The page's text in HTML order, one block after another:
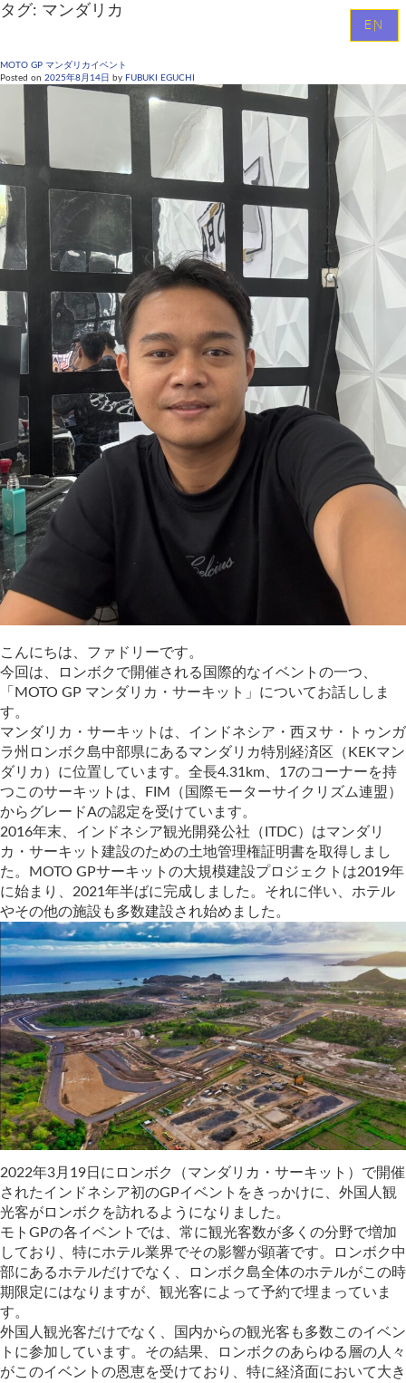
EN
タグ: マンダリカ
MOTO GP マンダリカイベント
Posted on 2025年8月14日 by FUBUKI EGUCHI
こんにちは、ファドリーです。
今回は、ロンボクで開催される国際的なイベントの一つ、
「MOTO GP マンダリカ・サーキット」についてお話ししま
す。
マンダリカ・サーキットは、インドネシア・西ヌサ・トゥンガ
ラ州ロンボク島中部県にあるマンダリカ特別経済区（KEKマン
ダリカ）に位置しています。全長4.31km、17のコーナーを持
つこのサーキットは、FIM（国際モーターサイクリズム連盟）
からグレードAの認定を受けています。
2016年末、インドネシア観光開発公社（ITDC）はマンダリ
カ・サーキット建設のための土地管理権証明書を取得しまし
た。MOTO GPサーキットの大規模建設プロジェクトは2019年
に始まり、2021年半ばに完成しました。それに伴い、ホテル
やその他の施設も多数建設され始めました。
2022年3月19日にロンボク（マンダリカ・サーキット）で開催
されたインドネシア初のGPイベントをきっかけに、外国人観
光客がロンボクを訪れるようになりました。
モトGPの各イベントでは、常に観光客数が多くの分野で増加
しており、特にホテル業界でその影響が顕著です。ロンボク中
部にあるホテルだけでなく、ロンボク島全体のホテルがこの時
期限定にはなりますが、観光客によって予約で埋まっていま
す。
外国人観光客だけでなく、国内からの観光客も多数このイベン
トに参加しています。その結果、ロンボクのあらゆる層の人々
がこのイベントの恩恵を受けており、特に経済面において大き